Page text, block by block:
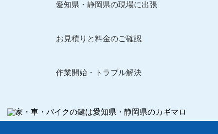
愛知県・静岡県の現場に出張
お見積りと料金のご確認
作業開始・トラブル解決